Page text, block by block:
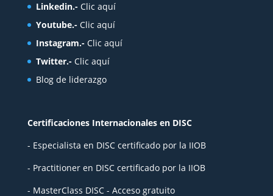
Linkedin.- Clic aquí
Youtube.- Clic aquí
Instagram.- Clic aquí
Twitter.- Clic aquí
Blog de liderazgo
Certificaciones Internacionales en DISC
- Especialista en DISC certificado por la IIOB
- Practitioner en DISC certificado por la IIOB
- MasterClass DISC - Acceso gratuito